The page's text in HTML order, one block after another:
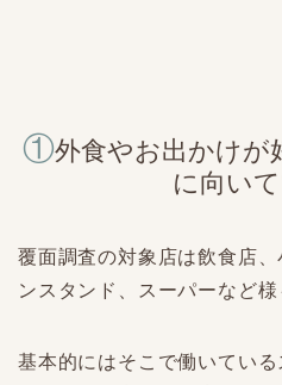
①外食やお出かけが
に向い
覆面調査の対象店は飲食店
ンスタンド、スーパーなど様
基本的にはそこで働いてい